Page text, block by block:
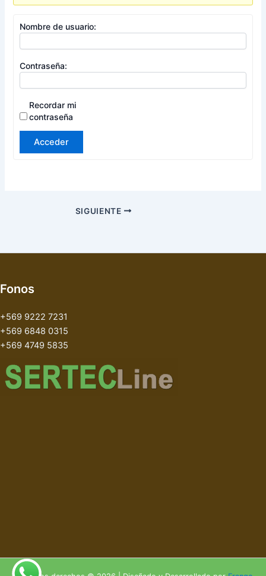
Nombre de usuario:
Contraseña:
Recordar mi
contraseña
Acceder
SIGUIENTE
Fonos
+569 9222 7231
+569 6848 0315
+569 4749 5835